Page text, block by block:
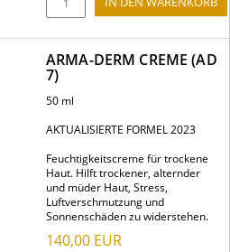
ARMA-DERM CREME (AD
7)
50 ml
AKTUALISIERTE FORMEL 2023
Feuchtigkeitscreme für trockene
Haut. Hilft trockener, alternder
und müder Haut, Stress,
Luftverschmutzung und
Sonnenschäden zu widerstehen.
140,00 EUR